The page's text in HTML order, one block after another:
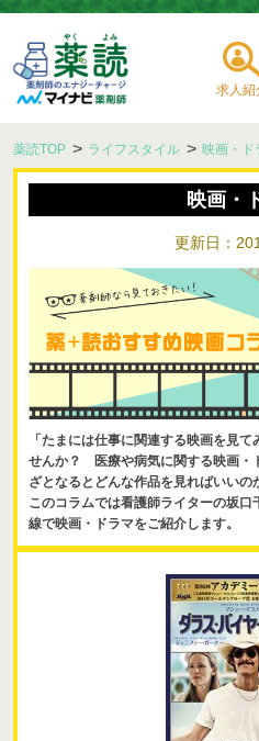
求人紹
薬読TOP ライフスタイル 映画・ド
映画・
更新日：
「たまには仕事に関連する映画を見
せんか？ 医療や病気に関する映画・
ざとなるとどんな作品を見ればいいの
このコラムでは看護師ライターの坂
線で映画・ドラマをご紹介します。